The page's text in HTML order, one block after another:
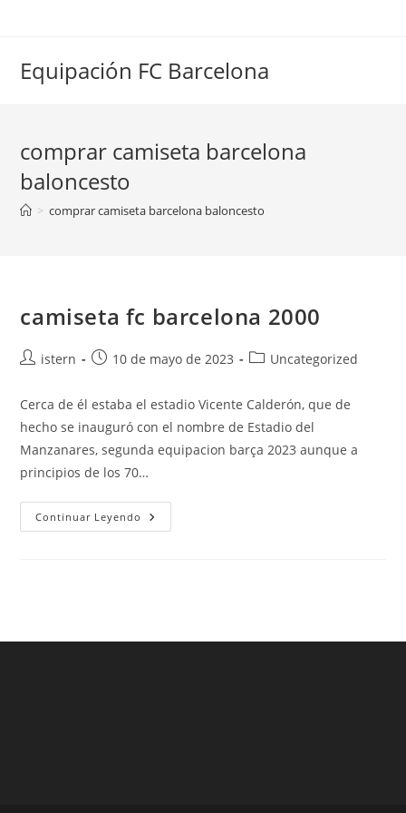
Equipación FC Barcelona
comprar camiseta barcelona
baloncesto
> comprar camiseta barcelona baloncesto
camiseta fc barcelona 2000
Autor
la
entrada:
istern
Publicación
entrada:
10 de mayo de 2023
Categoría
la
entrada:
Uncategorized
Cerca de él estaba el estadio Vicente Calderón, que de
hecho se inauguró con el nombre de Estadio del
Manzanares, segunda equipacion barça 2023 aunque a
principios de los 70…
Continuar Leyendo Camiseta
Fc